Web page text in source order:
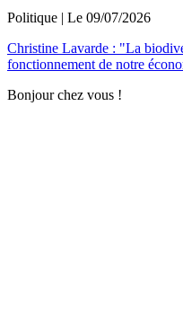
Politique | Le 09/07/2026
Christine Lavarde : "La
fonctionnement de notre
Bonjour chez vous !